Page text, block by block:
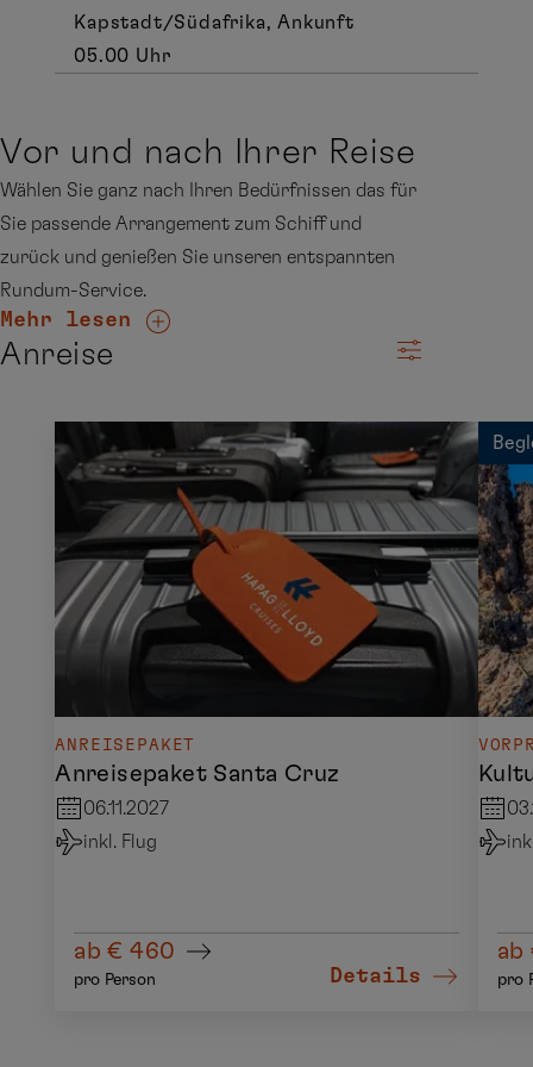
Kapstadt/Südafrika, Ankunft
05.00 Uhr
Vor und nach Ihrer Reise
Wählen Sie ganz nach Ihren Bedürfnissen das für
Sie passende Arrangement zum Schiff und
zurück und genießen Sie unseren entspannten
Rundum-Service.
Mehr lesen
Anreise
ANREISEPAKET
Anreisepaket Santa Cruz
06.11.2027
inkl. Flug
ab € 460
pro Person Details
ab
pro